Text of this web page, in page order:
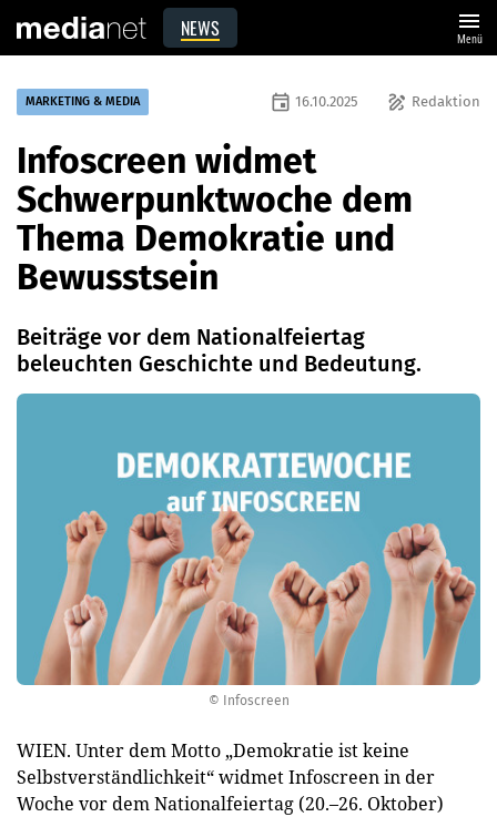
NEWS menu
Menü
© Infoscreen
MARKETING & MEDIA draw Redaktion
event 16.10.2025
Infoscreen widmet
Schwerpunktwoche dem
Thema Demokratie und
Bewusstsein
Beiträge vor dem Nationalfeiertag
beleuchten Geschichte und Bedeutung.
WIEN. Unter dem Motto „Demokratie ist keine
Selbstverständlichkeit“ widmet Infoscreen in der
Woche vor dem Nationalfeiertag (20.–26. Oktober)